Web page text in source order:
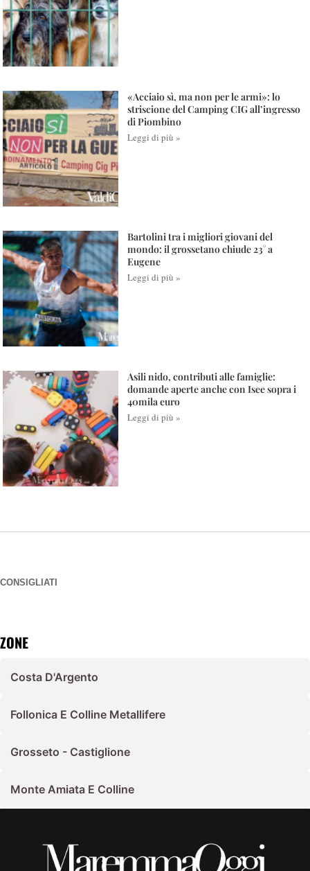
«Acciaio sì, ma non per le armi»: lo
striscione del Camping CIG all’ingresso
di Piombino
Leggi di più »
Bartolini tra i migliori giovani del
mondo: il grossetano chiude 23° a
Eugene
Leggi di più »
Asili nido, contributi alle famiglie:
domande aperte anche con Isee sopra i
40mila euro
Leggi di più »
CONSIGLIATI
ZONE
Costa D'Argento
Follonica E Colline Metallifere
Grosseto - Castiglione
Monte Amiata E Colline